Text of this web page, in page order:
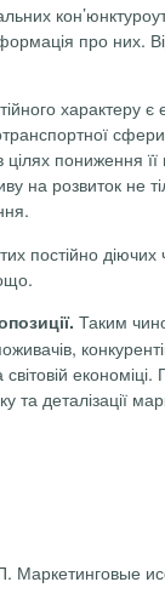
про них.
характеру
цілях пониження
на розвиток не
постійно діючих
Таким
світовій
та деталізації
Маркетинговые